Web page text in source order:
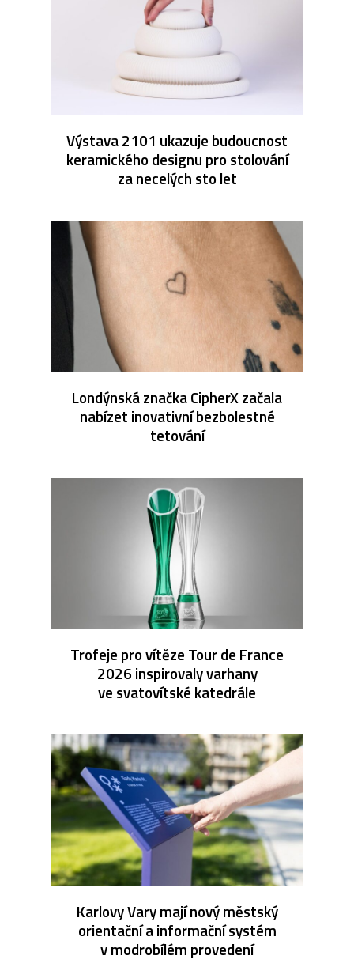
Výstava 2101 ukazuje budoucnost
keramického designu pro stolování
za necelých sto let
Londýnská značka CipherX začala
nabízet inovativní bezbolestné
tetování
Trofeje pro vítěze Tour de France
2026 inspirovaly varhany
ve svatovítské katedrále
Karlovy Vary mají nový městský
orientační a informační systém
v modrobílém provedení